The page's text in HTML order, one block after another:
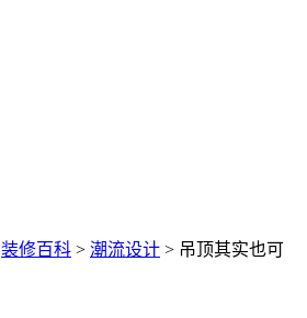
装修百科 > 潮流设计 > 吊顶其实也可